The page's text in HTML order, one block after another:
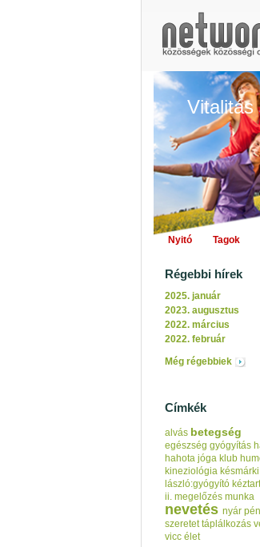
Vitalitás
Nyitó Tagok
Régebbi hírek
2025. január
2023. augusztus
2022. március
2022. február
Még régebbiek
Címkék
alvás betegség
egészség gyógyítás
hahota jóga klub
kineziológia késmárki
lászló:gyógyító
ii. megelőzés munka
nevetés nyár
szeretet táplálkozás
vicc élet